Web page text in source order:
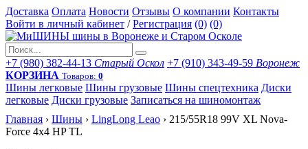
Доставка Оплата Новости Отзывы О компании Контакты
Войти в личный кабинет / Регистрация (0) (0)
+7 (980) 382-44-13 Старый Оскол +7 (910) 343-49-59 Воронеж
КОРЗИНА Товаров: 0
Шины легковые Шины грузовые Шины спецтехника Диски
легковые Диски грузовые Записаться на шиномонтаж
Главная › Шины › LingLong Leao › 215/55R18 99V XL Nova-
Force 4x4 HP TL